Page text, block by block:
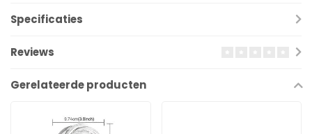
Specificaties
Reviews
Gerelateerde producten